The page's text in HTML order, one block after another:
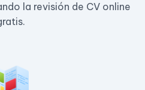
la revisión de CV online